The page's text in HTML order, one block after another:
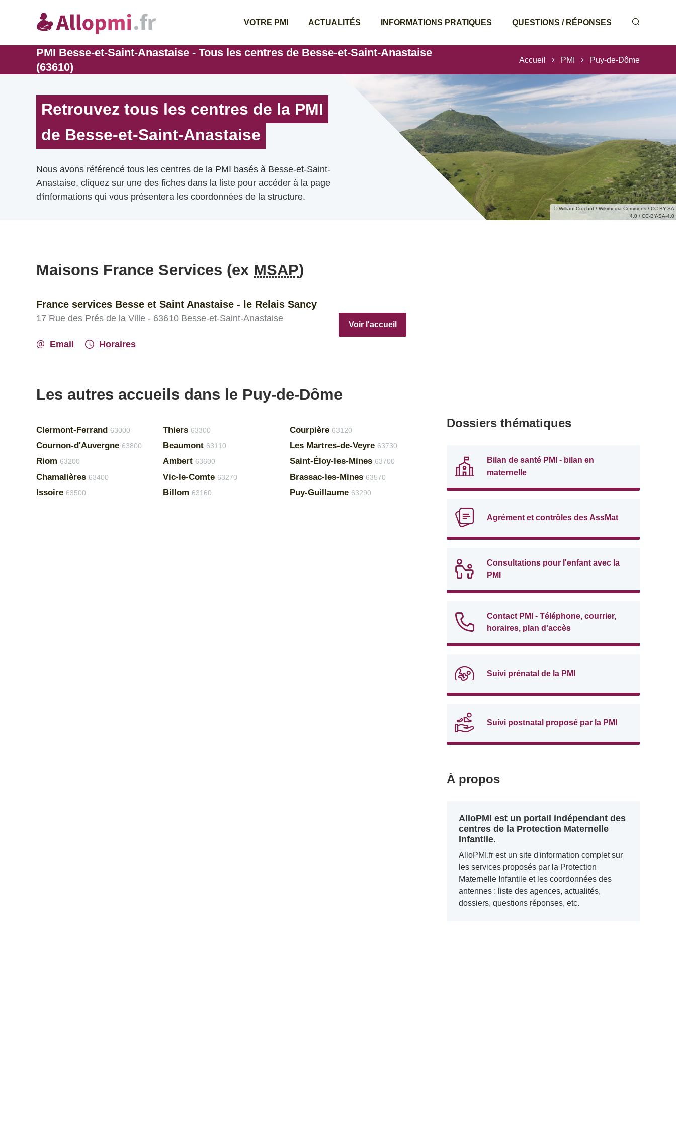
VOTRE PMI ACTUALITÉS INFORMATIONS PRATIQUES QUESTIONS / RÉPONSES
PMI Besse-et-Saint-Anastaise - Tous les centres de Besse-et-Saint-Anastaise
(63610)
Accueil PMI Puy-de-Dôme
© William Crochot / Wikimedia Commons / CC BY-SA
4.0 / CC-BY-SA-4.0
Retrouvez tous les centres de la PMI
de Besse-et-Saint-Anastaise
Nous avons référencé tous les centres de la PMI basés à Besse-et-Saint-
Anastaise, cliquez sur une des fiches dans la liste pour accéder à la page
d'informations qui vous présentera les coordonnées de la structure.
Maisons France Services (ex MSAP)
France services Besse et Saint Anastaise - le Relais Sancy
17 Rue des Prés de la Ville - 63610 Besse-et-Saint-Anastaise
Email Horaires
Voir l'accueil
Les autres accueils dans le Puy-de-Dôme
Clermont-Ferrand 63000
Cournon-d'Auvergne 63800
Riom 63200
Chamalières 63400
Issoire 63500
Thiers 63300
Beaumont 63110
Ambert 63600
Vic-le-Comte 63270
Billom 63160
Courpière 63120
Les Martres-de-Veyre 63730
Saint-Éloy-les-Mines 63700
Brassac-les-Mines 63570
Puy-Guillaume 63290
Dossiers thématiques
Bilan de santé PMI - bilan en
maternelle
Agrément et contrôles des AssMat
Consultations pour l'enfant avec la
PMI
Contact PMI - Téléphone, courrier,
horaires, plan d'accès
Suivi prénatal de la PMI
Suivi postnatal proposé par la PMI
À propos
AlloPMI est un portail indépendant des
centres de la Protection Maternelle
Infantile.
AlloPMI.fr est un site d'information complet sur
les services proposés par la Protection
Maternelle Infantile et les coordonnées des
antennes : liste des agences, actualités,
dossiers, questions réponses, etc.